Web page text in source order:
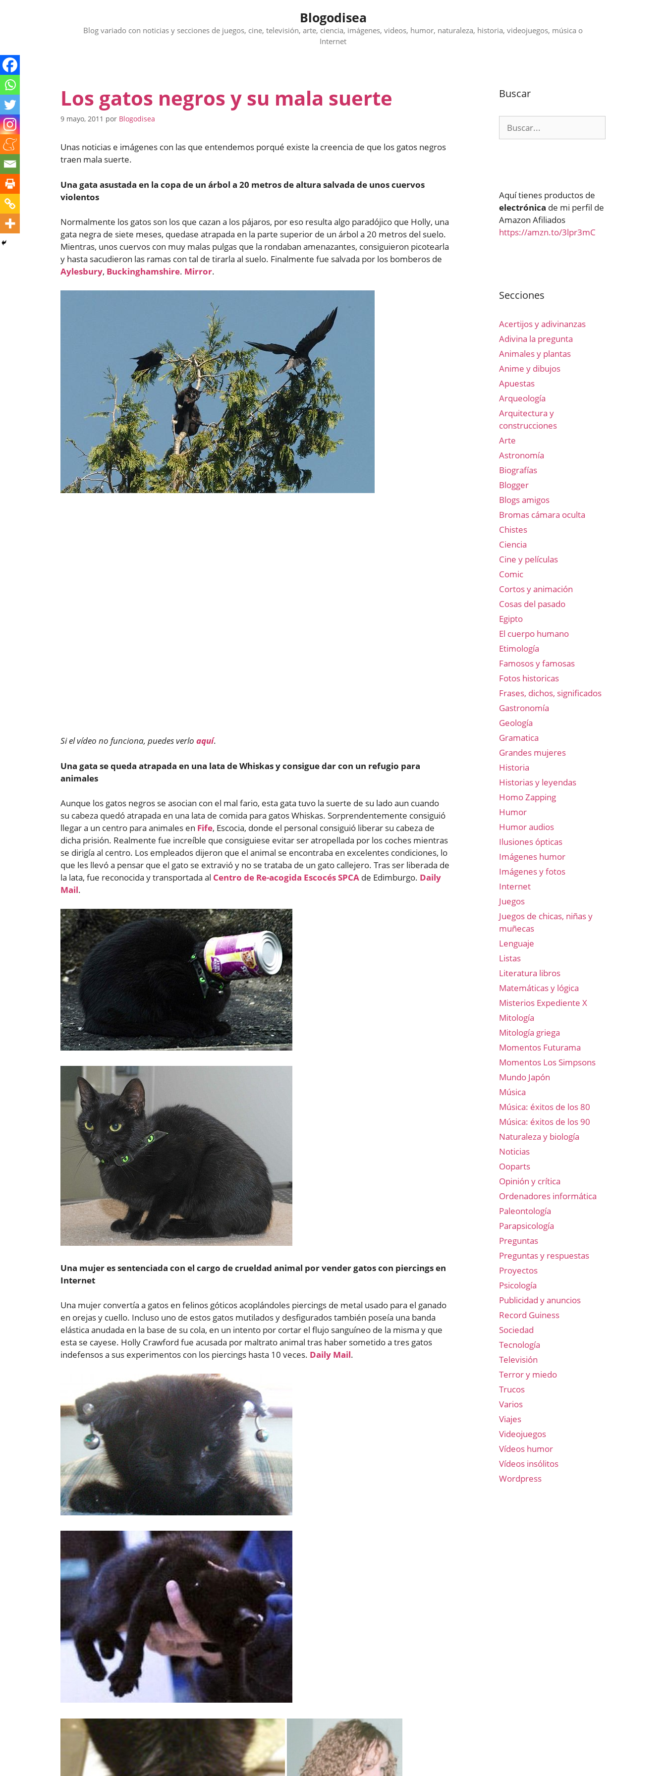
Blogodisea
Blog variado con noticias y secciones de juegos, cine, televisión, arte, ciencia, imágenes, videos, humor, naturaleza, historia, videojuegos, música o
Internet
Los gatos negros y su mala suerte
9 mayo, 2011 por Blogodisea
Unas noticias e imágenes con las que entendemos porqué existe la creencia de que los gatos negros
traen mala suerte.
Una gata asustada en la copa de un árbol a 20 metros de altura salvada de unos cuervos
violentos
Normalmente los gatos son los que cazan a los pájaros, por eso resulta algo paradójico que Holly, una
gata negra de siete meses, quedase atrapada en la parte superior de un árbol a 20 metros del suelo.
Mientras, unos cuervos con muy malas pulgas que la rondaban amenazantes, consiguieron picotearla
y hasta sacudieron las ramas con tal de tirarla al suelo. Finalmente fue salvada por los bomberos de
Aylesbury, Buckinghamshire. Mirror.
Si el vídeo no funciona, puedes verlo aquí.
Una gata se queda atrapada en una lata de Whiskas y consigue dar con un refugio para
animales
Aunque los gatos negros se asocian con el mal fario, esta gata tuvo la suerte de su lado aun cuando
su cabeza quedó atrapada en una lata de comida para gatos Whiskas. Sorprendentemente consiguió
llegar a un centro para animales en Fife, Escocia, donde el personal consiguió liberar su cabeza de
dicha prisión. Realmente fue increíble que consiguiese evitar ser atropellada por los coches mientras
se dirigía al centro. Los empleados dijeron que el animal se encontraba en excelentes condiciones, lo
que les llevó a pensar que el gato se extravió y no se trataba de un gato callejero. Tras ser liberada de
la lata, fue reconocida y transportada al Centro de Re-acogida Escocés SPCA de Edimburgo. Daily
Mail.
Una mujer es sentenciada con el cargo de crueldad animal por vender gatos con piercings en
Internet
Una mujer convertía a gatos en felinos góticos acoplándoles piercings de metal usado para el ganado
en orejas y cuello. Incluso uno de estos gatos mutilados y desfigurados también poseía una banda
elástica anudada en la base de su cola, en un intento por cortar el flujo sanguíneo de la misma y que
esta se cayese. Holly Crawford fue acusada por maltrato animal tras haber sometido a tres gatos
indefensos a sus experimentos con los piercings hasta 10 veces. Daily Mail.
Buscar
Aquí tienes productos de
electrónica de mi perfil de
Amazon Afiliados
https://amzn.to/3lpr3mC
Secciones
Acertijos y adivinanzas
Adivina la pregunta
Animales y plantas
Anime y dibujos
Apuestas
Arqueología
Arquitectura y
construcciones
Arte
Astronomía
Biografías
Blogger
Blogs amigos
Bromas cámara oculta
Chistes
Ciencia
Cine y películas
Comic
Cortos y animación
Cosas del pasado
Egipto
El cuerpo humano
Etimología
Famosos y famosas
Fotos historicas
Frases, dichos, significados
Gastronomía
Geología
Gramatica
Grandes mujeres
Historia
Historias y leyendas
Homo Zapping
Humor
Humor audios
Ilusiones ópticas
Imágenes humor
Imágenes y fotos
Internet
Juegos
Juegos de chicas, niñas y
muñecas
Lenguaje
Listas
Literatura libros
Matemáticas y lógica
Misterios Expediente X
Mitología
Mitología griega
Momentos Futurama
Momentos Los Simpsons
Mundo Japón
Música
Música: éxitos de los 80
Música: éxitos de los 90
Naturaleza y biología
Noticias
Ooparts
Opinión y crítica
Ordenadores informática
Paleontología
Parapsicología
Preguntas
Preguntas y respuestas
Proyectos
Psicología
Publicidad y anuncios
Record Guiness
Sociedad
Tecnología
Televisión
Terror y miedo
Trucos
Varios
Viajes
Videojuegos
Vídeos humor
Vídeos insólitos
Wordpress